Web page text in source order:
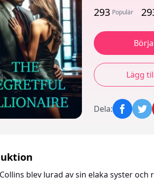
293 Populär
Lägg
Dela:
blev lurad av sin elaka syster